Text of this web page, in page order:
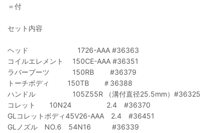
＝付
セット内容
ヘッド 1726-AAA #36363
コイルエレメント 150CE-AAA #36351
ラバーブーツ 150RB #36379
トーチボディ 150TB ＃36388
ハンドル 105Z55R （溝付直径25.5mm）#36325
コレット 10N24 2.4 #36370
GLコレットボディ45V26-AAA 2.4 #36451
GLノズル NO.6 54N16 #36339